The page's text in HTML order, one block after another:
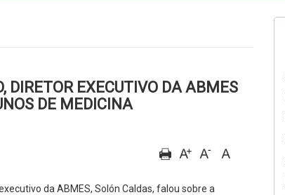
DIRETOR EXECUTIVO DA ABMES
DE MEDICINA
da ABMES, Solón Caldas, falou sobre a